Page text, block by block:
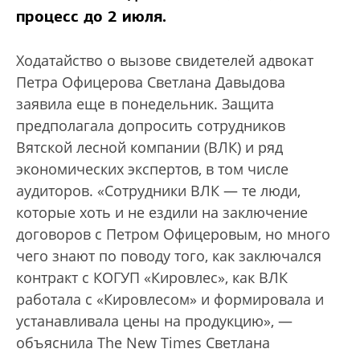
процесс до 2 июля.
Ходатайство о вызове свидетелей адвокат
Петра Офицерова Светлана Давыдова
заявила еще в понедельник. Защита
предполагала допросить сотрудников
Вятской лесной компании (ВЛК) и ряд
экономических экспертов, в том числе
аудиторов. «Сотрудники ВЛК — те люди,
которые хоть и не ездили на заключение
договоров с Петром Офицеровым, но много
чего знают по поводу того, как заключался
контракт с КОГУП «Кировлес», как ВЛК
работала с «Кировлесом» и формировала и
устанавливала цены на продукцию», —
объяснила The New Times Светлана